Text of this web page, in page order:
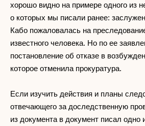
хорошо видно на примере одного из
о которых мы писали ранее:
Кабо пожаловалась на
известного человека. Но по ее
постановление об отказе в
которое отменила прокуратура.
Если изучить действия и планы
отвечающего за доследственную
из документа в документ писал одно